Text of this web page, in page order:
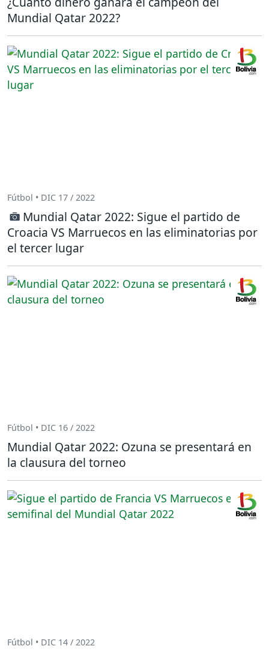
Mundial Qatar 2022?
Fútbol • DIC 17 / 2022
Mundial Qatar 2022: Sigue el partido de
Croacia VS Marruecos en las eliminatorias por
el tercer lugar
Fútbol • DIC 16 / 2022
Mundial Qatar 2022: Ozuna se presentará en
la clausura del torneo
Fútbol • DIC 14 / 2022